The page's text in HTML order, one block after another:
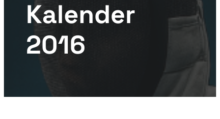
Kalender
2016